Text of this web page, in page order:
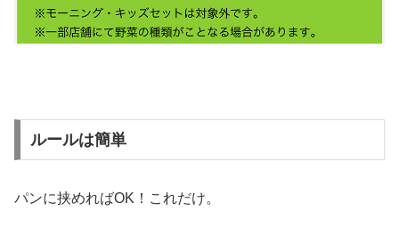
ルールは簡単
パンに挟めればOK！これだけ。